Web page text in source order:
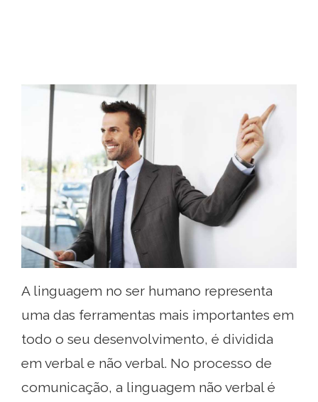
A linguagem no ser humano representa
uma das ferramentas mais importantes em
todo o seu desenvolvimento, é dividida
em verbal e não verbal. No processo de
comunicação, a linguagem não verbal é